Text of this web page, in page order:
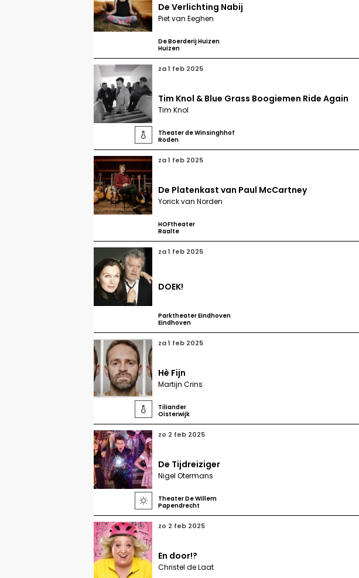
De Verlichting Nabij
Piet van Eeghen
De Boerderij Huizen
Huizen

za 1 feb 2025
Tim Knol & Blue Grass Boogiemen Ride Again
Tim Knol
Theater de Winsinghhof
Roden
za 1 feb 2025
De Platenkast van Paul McCartney
Yorick van Norden
HOFtheater
Raalte
za 1 feb 2025
DOEK!
Parktheater Eindhoven
Eindhoven

za 1 feb 2025
Hè Fijn
Martijn Crins
Tiliander
Oisterwijk

zo 2 feb 2025
De Tijdreiziger
Nigel Otermans
Theater De Willem
Papendrecht
zo 2 feb 2025
En door!?
Christel de Laat